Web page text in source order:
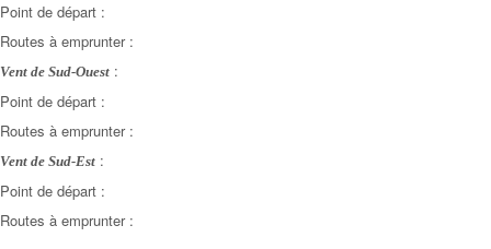
Point de départ :
Routes à emprunter :
Vent de Sud-Ouest :
Point de départ :
Routes à emprunter :
Vent de Sud-Est :
Point de départ :
Routes à emprunter :